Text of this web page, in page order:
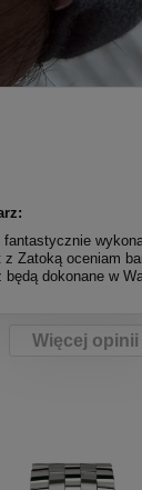
Zatoką oceniam
będą dokonane w
Więcej opinii